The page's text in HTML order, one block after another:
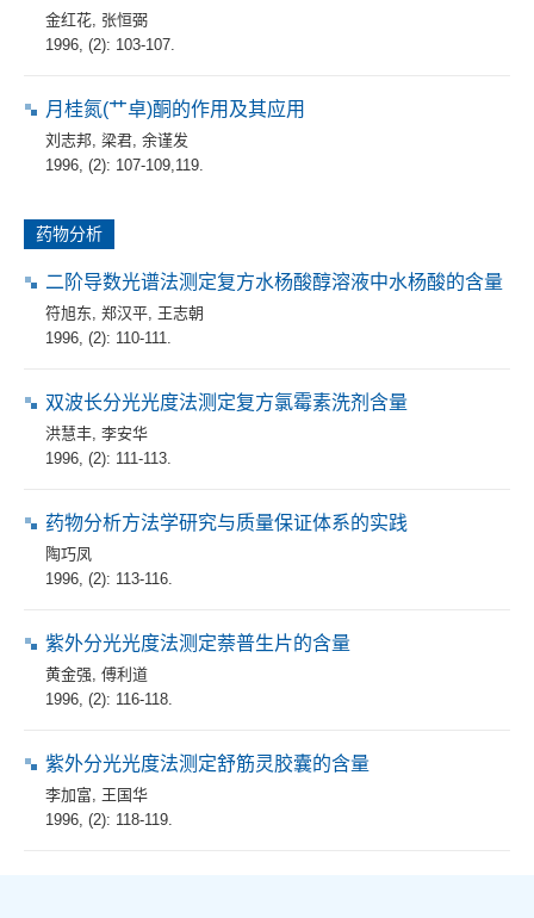
金红花 张恒弼
1996, (2): 103-107.
月桂氮(艹卓)酮的作用及其应用
刘志邦 梁君 余谨发
1996, (2): 107-109,119.
药物分析
二阶导数光谱法测定复方水杨酸醇溶液中水杨酸的含量
符旭东 郑汉平 王志朝
1996, (2): 110-111.
双波长分光光度法测定复方氯霉素洗剂含量
洪慧丰 李安华
1996, (2): 111-113.
药物分析方法学研究与质量保证体系的实践
陶巧凤
1996, (2): 113-116.
紫外分光光度法测定萘普生片的含量
黄金强 傅利道
1996, (2): 116-118.
紫外分光光度法测定舒筋灵胶囊的含量
李加富
王国华
1996, (2): 118-119.